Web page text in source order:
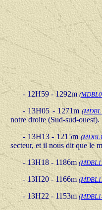
- 12H59 - 1292m(
- 13H05 - 1271m(
notre droite (Sud-sud-ouest).
- 13H13 - 1215m(
secteur, et il nous dit que le
- 13H18 - 1186m (
- 13H20 - 1166m (
- 13H22 - 1153m(